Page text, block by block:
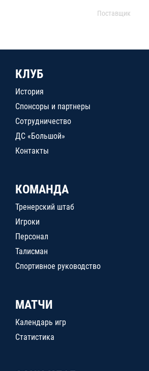
Поставщик
КЛУБ
История
Спонсоры и партнеры
Сотрудничество
ДС «Большой»
Контакты
КОМАНДА
Тренерский штаб
Игроки
Персонал
Талисман
Спортивное руководство
МАТЧИ
Календарь игр
Статистика